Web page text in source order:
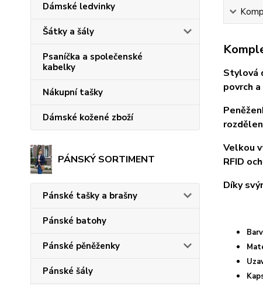
Dámské ledvinky
Šátky a šály
Psaníčka a společenské
kabelky
Nákupní tašky
Dámské kožené zboží
PÁNSKÝ SORTIMENT
Pánské tašky a brašny
Pánské batohy
Pánské pěněženky
Pánské šály
Stylová
povrch
Velkou
RFID
Díky